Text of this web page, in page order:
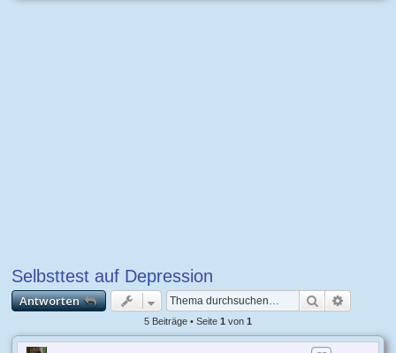
Selbsttest auf Depression
Antworten Suche
5 Beiträge • Seite 1 von 1